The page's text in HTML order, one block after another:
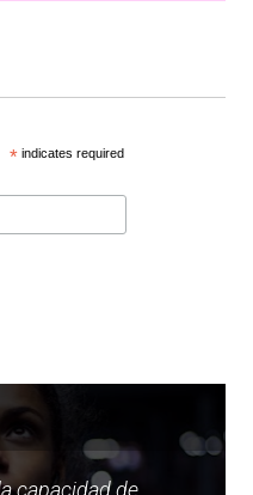
* indicates required
capacidad de